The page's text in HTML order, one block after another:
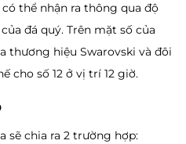
thể nhận ra thông qua độ
đá quý. Trên mặt số của
thương hiệu Swarovski và đôi
cho số 12 ở vị trí 12 giờ.
sẽ chia ra 2 trường hợp: